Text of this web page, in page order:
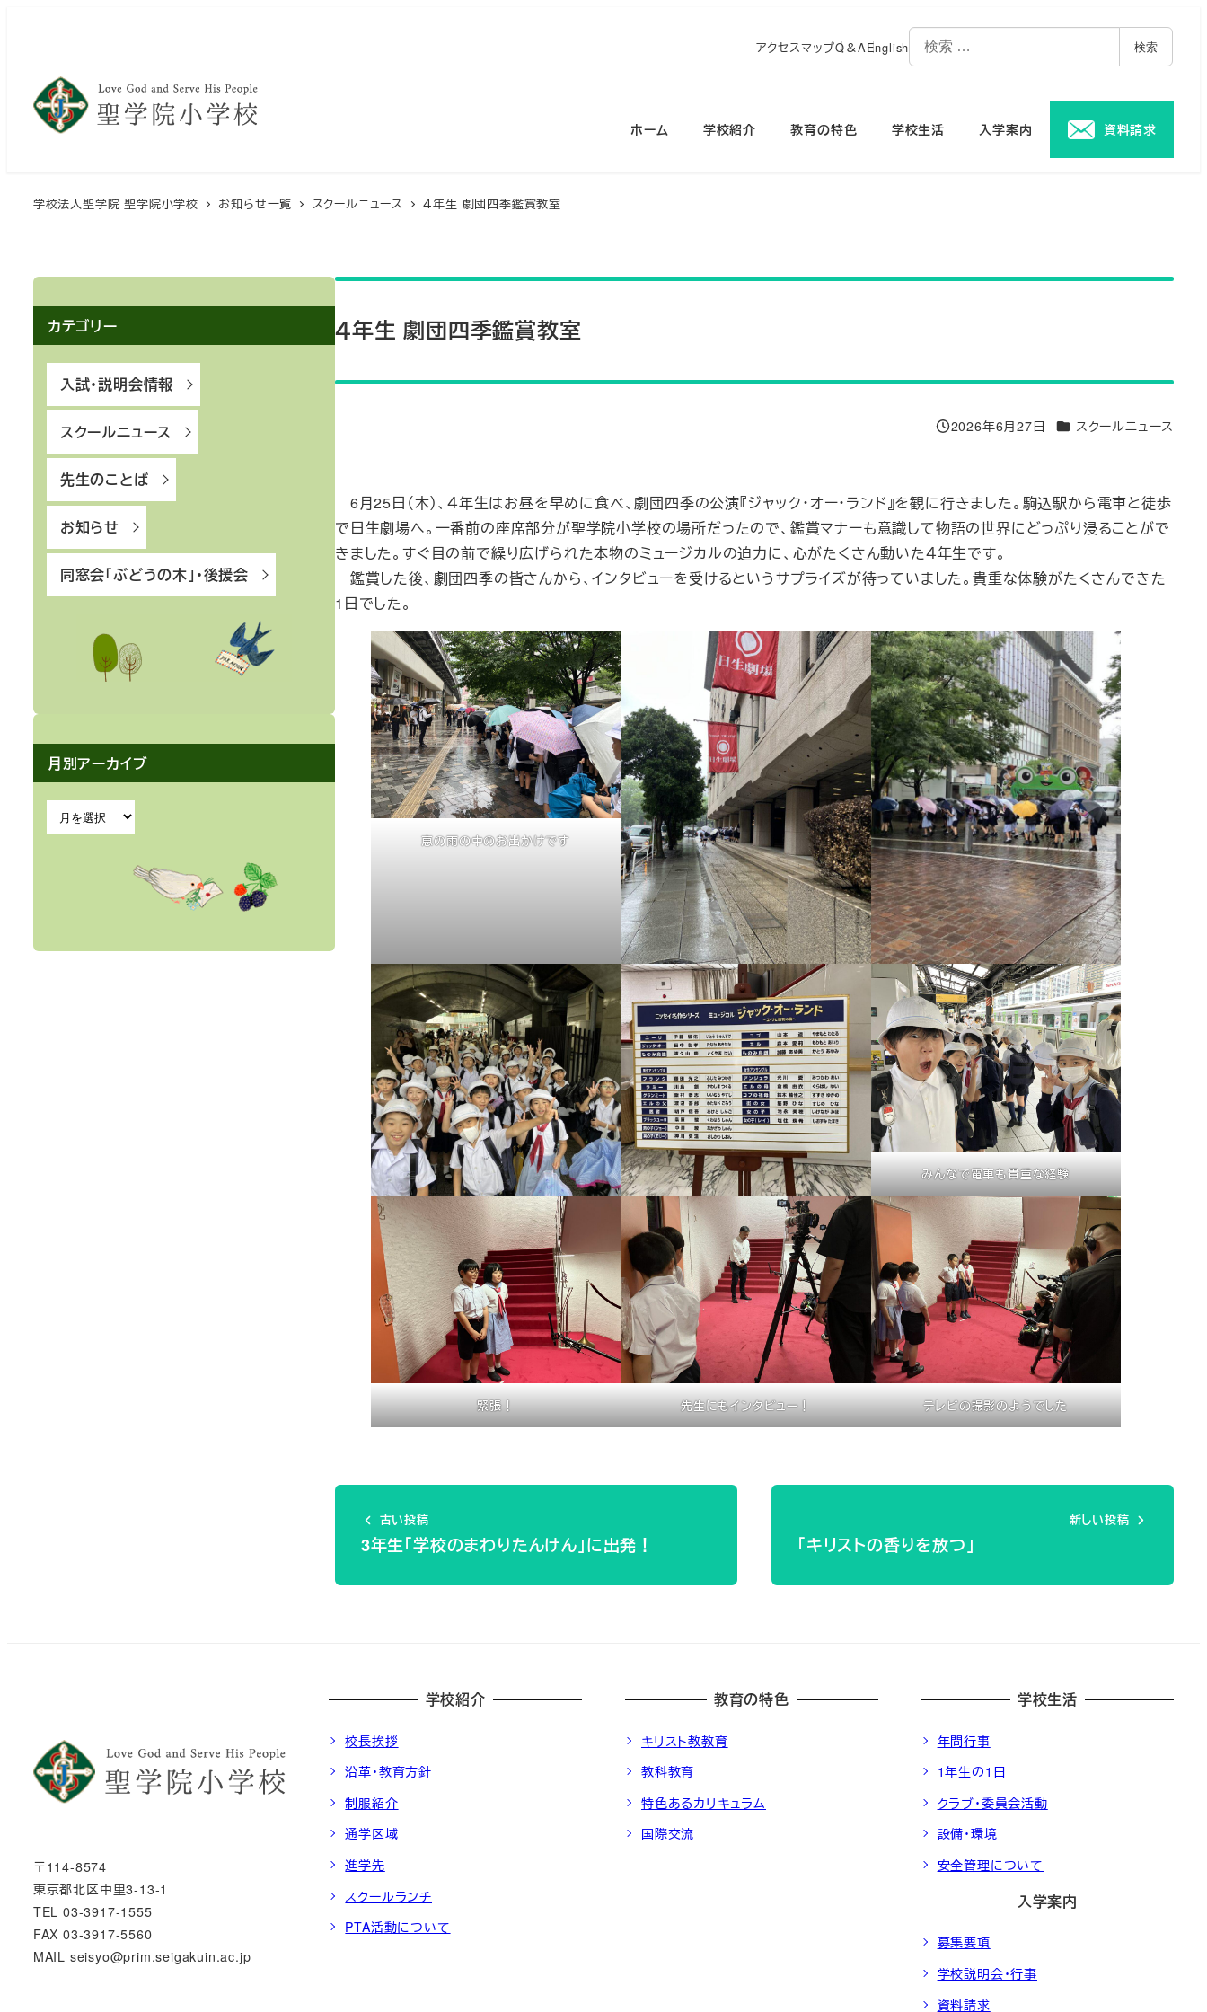
検索
アクセスマップQ＆AEnglish
ホーム 学校紹介 教育の特色 学校生活 入学案内 資料請求
学校法人聖学院 聖学院小学校 お知らせ一覧 スクールニュース ４年生 劇団四季鑑賞教室
４年生 劇団四季鑑賞教室
投稿日
2026年6月27日 カテゴリー
スクールニュース
6月25日（木）、４年生はお昼を早めに食べ、劇団四季の公演『ジャック・オー・ランド』を観に行きました。駒込駅から電車と徒歩
で日生劇場へ。一番前の座席部分が聖学院小学校の場所だったので、鑑賞マナーも意識して物語の世界にどっぷり浸ることがで
きました。すぐ目の前で繰り広げられた本物のミュージカルの迫力に、心がたくさん動いた４年生です。
鑑賞した後、劇団四季の皆さんから、インタビューを受けるというサプライズが待っていました。貴重な体験がたくさんできた
1日でした。
恵の雨の中のお出かけです
みんなで電車も貴重な経験
緊張！ 先生にもインタビュー！ テレビの撮影のようでした
古い投稿
3年生「学校のまわりたんけん」に出発！
新しい投稿
「キリストの香りを放つ」
カテゴリー
入試・説明会情報
スクールニュース
先生のことば
お知らせ
同窓会「ぶどうの木」・後援会
月別アーカイブ
〒114-8574
東京都北区中里3-13-1
TEL 03-3917-1555
FAX 03-3917-5560
MAIL seisyo@prim.seigakuin.ac.jp
学校紹介
校長挨拶
沿革・教育方針
制服紹介
通学区域
進学先
スクールランチ
PTA活動について
教育の特色
キリスト教教育
教科教育
特色あるカリキュラム
国際交流
学校生活
年間行事
1年生の1日
クラブ・委員会活動
設備・環境
安全管理について
入学案内
募集要項
学校説明会・行事
資料請求